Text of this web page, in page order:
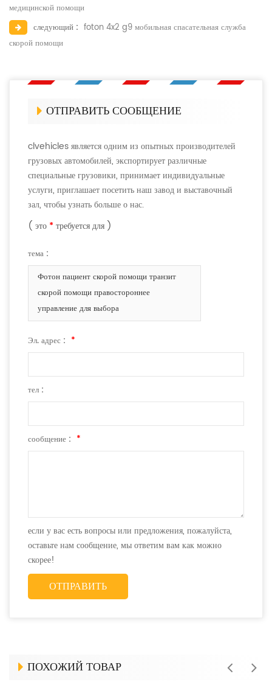
медицинской помощи
следующий : foton 4x2 g9 мобильная спасательная служба
скорой помощи
ОТПРАВИТЬ СООБЩЕНИЕ
clvehicles является одним из опытных производителей
грузовых автомобилей, экспортирует различные
специальные грузовики, принимает индивидуальные
услуги, приглашает посетить наш завод и выставочный
зал, чтобы узнать больше о нас.
( это * требуется для )
тема :
Фотон пациент скорой помощи транзит
скорой помощи правостороннее
управление для выбора
Эл. адрес : *
тел :
сообщение : *
если у вас есть вопросы или предложения, пожалуйста,
оставьте нам сообщение, мы ответим вам как можно
скорее!
ПОХОЖИЙ ТОВАР